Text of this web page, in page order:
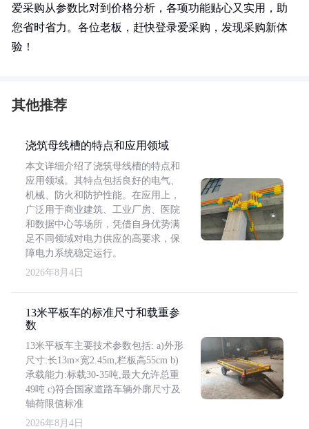
爱采购从参数比对到价格分析，各项功能贴心又实用，助
您省时省力。各位老板，赶快登录爱采购，发现采购新体
验！
其他推荐
浇筑母线槽的特点和应用领域
本文详细介绍了浇筑母线槽的特点和
应用领域。其特点包括良好的电气、
机械、防火和防护性能。在应用上，
广泛用于商业建筑、工业厂房、医院
和数据中心等场所，凭借自身优势满
足不同领域对电力供应的高要求，保
障电力系统稳定运行。
2026年8月4日
13米平板车的标准尺寸和载重参
数
13米平板车主要技术参数包括: a)外形
尺寸:长13m×宽2.45m,栏板高55cm b)
承载能力:标载30-35吨,最大允许总重
49吨 c)符合国家道路车辆外廓尺寸及
轴荷限值标准
2026年8月4日